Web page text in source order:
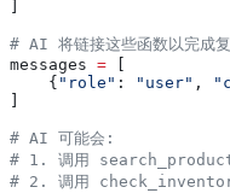
# AI 将链接这些函数以完成
messages =
    {
"role" : "user" ,
# AI 可能会:
# 1. 调用
# 2. 调用